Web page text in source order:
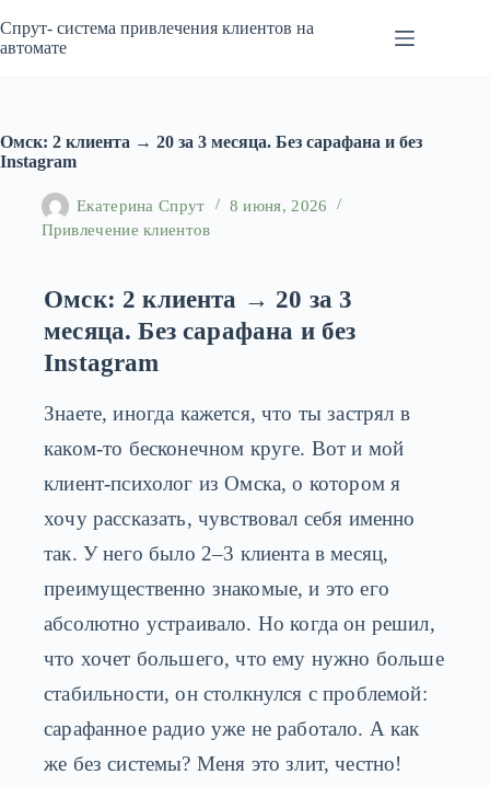
к
сути
Спрут- система привлечения клиентов на
автомате
Омск: 2 клиента → 20 за 3 месяца. Без сарафана и без
Instagram
Екатерина Спрут
8 июня, 2026
Привлечение клиентов
Омск: 2 клиента → 20 за 3
месяца. Без сарафана и без
Instagram
Знаете, иногда кажется, что ты застрял в
каком-то бесконечном круге. Вот и мой
клиент-психолог из Омска, о котором я
хочу рассказать, чувствовал себя именно
так. У него было 2–3 клиента в месяц,
преимущественно знакомые, и это его
абсолютно устраивало. Но когда он решил,
что хочет большего, что ему нужно больше
стабильности, он столкнулся с проблемой:
сарафанное радио уже не работало. А как
же без системы? Меня это злит, честно!